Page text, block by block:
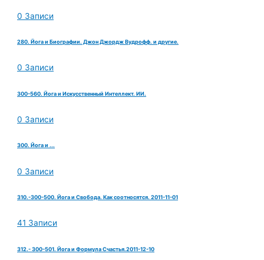
0 Записи
280. Йога и Биографии. Джон Джордж Вудрофф. и другие.
0 Записи
300-560. Йога и Искусственный Интеллект. ИИ.
0 Записи
300. Йога и ...
0 Записи
310.-300-500. Йога и Свобода. Как соотносятся. 2011-11-01
41 Записи
312.- 300-501. Йога и Формула Счастья.2011-12-10